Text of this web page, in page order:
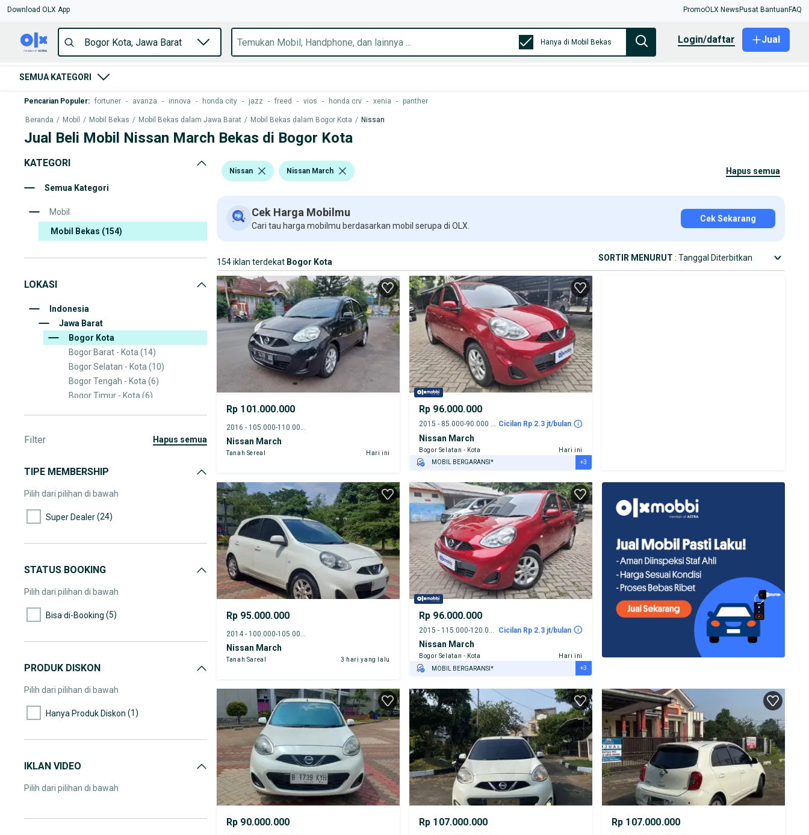
Download OLX App PromoOLX News Pusat Bantuan FAQ
Hanya di Mobil Bekas login/daftar Jual
SEMUA KATEGORI
Pencarian Populer: fortuner - avanza - innova - honda city - jazz - freed - vios - honda crv - xenia - panther
Beranda / Mobil / Mobil Bekas / Mobil Bekas dalam Jawa Barat / Mobil Bekas dalam Bogor Kota / Nissan
Jual Beli Mobil Nissan March Bekas di Bogor Kota
KATEGORI
Semua Kategori
Mobil
Mobil Bekas (154)
LOKASI
Indonesia
Jawa Barat
Bogor Kota
Bogor Barat - Kota (14)
Bogor Selatan - Kota (10)
Bogor Tengah - Kota (6)
Bogor Timur - Kota (6)
(3)
Filter hapus semua
TIPE MEMBERSHIP
Pilih dari pilihan di bawah
Super Dealer(24)
STATUS BOOKING
Pilih dari pilihan di bawah
Bisa di-Booking (5)
PRODUK DISKON
Pilih dari pilihan di bawah
Hanya Produk Diskon (1)
IKLAN VIDEO
Pilih dari pilihan di bawah
Nissan Nissan March hapus semua
Cek Harga Mobilmu
Cari tau harga mobilmu berdasarkan mobil serupa di OLX.
Cek Sekarang
154 iklan terdekat Bogor Kota SORTIR MENURUT : Tanggal Diterbitkan
Rp 101.000.000
Nissan March
Tanah Sereal Hari ini
Rp 96.000.000
2015 - 85.000-90.000 km Cicilan Rp 2.3 jt/bulan
Nissan March
Bogor Selatan - Kota
Hari ini
MOBIL BERGARANSI*
TEST DRIVE DARI RUMAH
GRATIS BIAYA JASA PERAWATAN*
+3
Rp 95.000.000
Nissan March
Tanah Sareal 3 hari yang lalu
Rp 96.000.000
Cicilan Rp 2.3 jt/bulan
Nissan March
Bogor Selatan - Kota
Hari ini
MOBIL BERGARANSI*
TEST DRIVE DARI RUMAH
GRATIS BIAYA JASA PERAWATAN*
+3
Rp 90.000.000 Rp 107.000.000 Rp 107.000.000